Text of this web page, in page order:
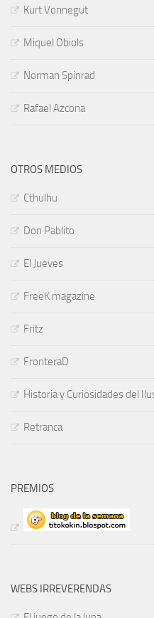
Kurt Vonnegut
Miquel Obiols
Norman Spinrad
Rafael Azcona
OTROS MEDIOS
Cthulhu
Don Pablito
El Jueves
FreeK magazine
Fritz
FronteraD
Historia y Curiosidades del
Retranca
PREMIOS
WEBS IRREVERENDAS